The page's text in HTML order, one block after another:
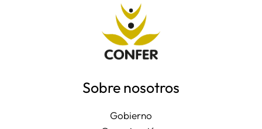
Sobre nosotros
Gobierno